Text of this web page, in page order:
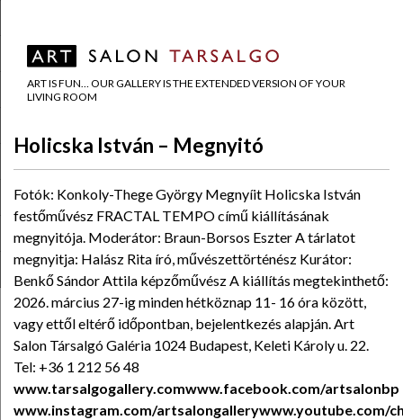
ART IS FUN… OUR GALLERY IS THE EXTENDED VERSION OF YOUR
LIVING ROOM
Holicska István – Megnyitó
Fotók: Konkoly-Thege György Megnyíit Holicska István
festőművész FRACTAL TEMPO című kiállításának
megnyitója. Moderátor: Braun-Borsos Eszter A tárlatot
megnyitja: Halász Rita író, művészettörténész Kurátor:
Benkő Sándor Attila képzőművész A kiállítás megtekinthető:
2026. március 27-ig minden hétköznap 11- 16 óra között,
vagy ettől eltérő időpontban, bejelentkezés alapján. Art
Salon Társalgó Galéria 1024 Budapest, Keleti Károly u. 22.
Tel: +36 1 212 56 48
www.tarsalgogallery.comwww.facebook.com/artsalonbp
www.instagram.com/artsalongallerywww.youtube.com/